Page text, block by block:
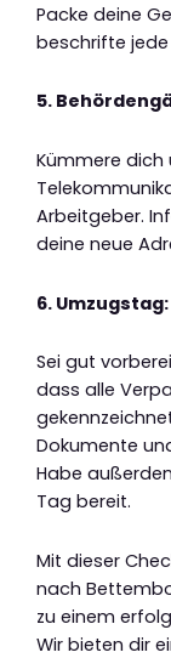
Packe deine
beschrifte
5.
Kümmere dich
Arbeitgeber.
deine neue
6. Umzugstag:
Sei gut
dass alle
Dokumente
Habe
Tag bereit.
Mit dieser
nach
zu einem
Wir bieten dir